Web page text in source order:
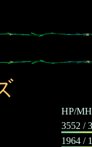
HP/
3552 /
1964 /